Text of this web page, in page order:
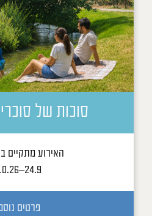
סוכות של
האירוע מתקיים
24.9–3.10.26
פרטים